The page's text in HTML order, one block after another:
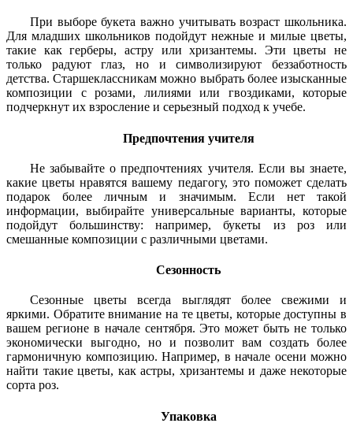
При выборе букета важно учитывать возраст школьника.
Для младших школьников подойдут нежные и милые цветы,
такие как герберы, астру или хризантемы. Эти цветы не
только радуют глаз, но и символизируют беззаботность
детства. Старшеклассникам можно выбрать более изысканные
композиции с розами, лилиями или гвоздиками, которые
подчеркнут их взросление и серьезный подход к учебе.
Предпочтения учителя
Не забывайте о предпочтениях учителя. Если вы знаете,
какие цветы нравятся вашему педагогу, это поможет сделать
подарок более личным и значимым. Если нет такой
информации, выбирайте универсальные варианты, которые
подойдут большинству: например, букеты из роз или
смешанные композиции с различными цветами.
Сезонность
Сезонные цветы всегда выглядят более свежими и
яркими. Обратите внимание на те цветы, которые доступны в
вашем регионе в начале сентября. Это может быть не только
экономически выгодно, но и позволит вам создать более
гармоничную композицию. Например, в начале осени можно
найти такие цветы, как астры, хризантемы и даже некоторые
сорта роз.
Упаковка